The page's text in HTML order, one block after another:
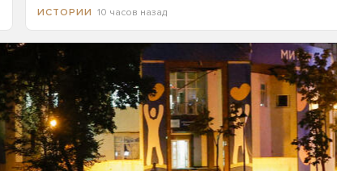
ИСТОРИИ 10 часов назад